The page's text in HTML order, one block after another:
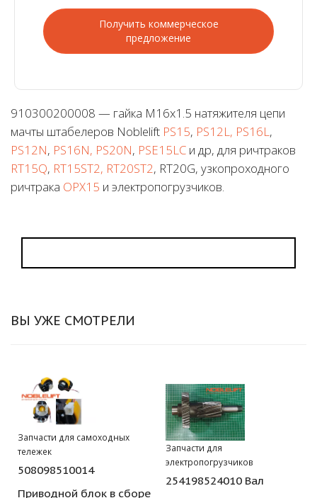
Получить коммерческое
предложение
910300200008 — гайка M16x1.5 натяжителя цепи
мачты штабелеров Noblelift PS15, PS12L, PS16L ,
PS12N, PS16N, PS20N, PSE15LC и др, для ричтраков
RT15Q, RT15ST2, RT20ST2, RT20G, узкопроходного
ричтрака OPX15 и электропогрузчиков.
ВЫ УЖЕ СМОТРЕЛИ
Запчасти для самоходных
тележек
508098510014
Приводной блок в сборе
Запчасти для
электропогрузчиков
254198524010 Вал